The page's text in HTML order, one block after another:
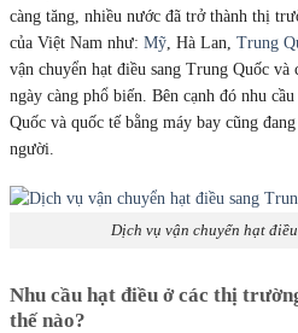
càng tăng, nhiều nước đã trở thành thị
của Việt Nam như: Mỹ , Hà Lan, Trung
vận chuyển hạt điều sang Trung Quốc và
ngày càng phổ biến. Bên cạnh đó nhu
Quốc và quốc tế bằng máy bay cũng
người.
Dịch vụ vận chuyển hạt
Nhu cầu hạt điều ở các thị
thế nào?